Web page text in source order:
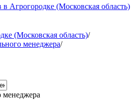
Агрогородке (Московская область)
(Московская область)/
менеджера/
менеджера